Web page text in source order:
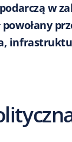
w
powołany